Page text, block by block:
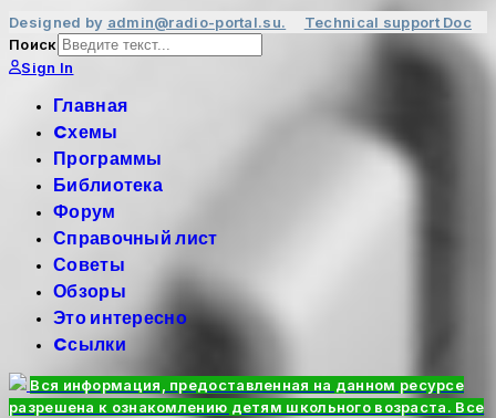
Designed by admin@radio-portal.su. Technical support Doc
Поиск
Sign In
Главная
Cхемы
Программы
Библиотека
Форум
Справочный лист
Советы
Обзоры
Это интересно
Cсылки
Вся информация, предоставленная на данном ресурсе
разрешена к ознакомлению детям школьного возраста. Все